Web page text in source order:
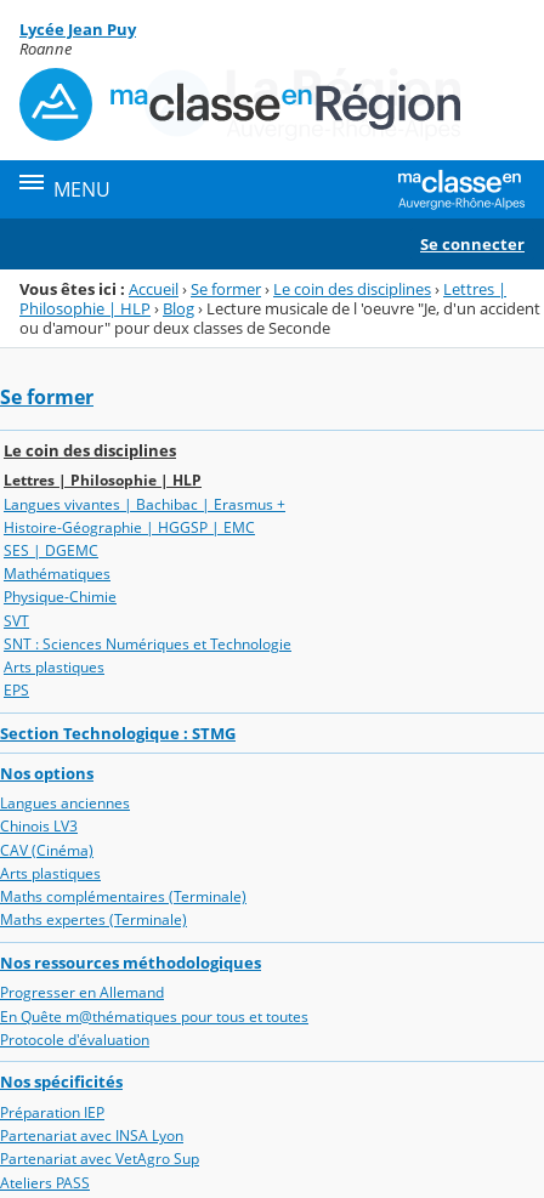
Menu de la rubrique
Contenu
Lycée Jean Puy
Roanne
MENU
Se connecter
Vous êtes ici : Accueil›Se former› Le coin des disciplines› Lettres |
Philosophie | HLP › Blog› Lecture musicale de l 'oeuvre "Je, d'un accident
ou d'amour" pour deux classes de Seconde
Se former
Le coin des disciplines
Lettres | Philosophie | HLP
Langues vivantes | Bachibac | Erasmus +
Histoire-Géographie | HGGSP | EMC
SES | DGEMC
Mathématiques
Physique-Chimie
SVT
SNT : Sciences Numériques et Technologie
Arts plastiques
EPS
Section Technologique : STMG
Nos options
Langues anciennes
Chinois LV3
CAV (Cinéma)
Arts plastiques
Maths complémentaires (Terminale)
Maths expertes (Terminale)
Nos ressources méthodologiques
Progresser en Allemand
En Quête m@thématiques pour tous et toutes
Protocole d'évaluation
Nos spécificités
Préparation IEP
Partenariat avec INSA Lyon
Partenariat avec VetAgro Sup
Ateliers PASS